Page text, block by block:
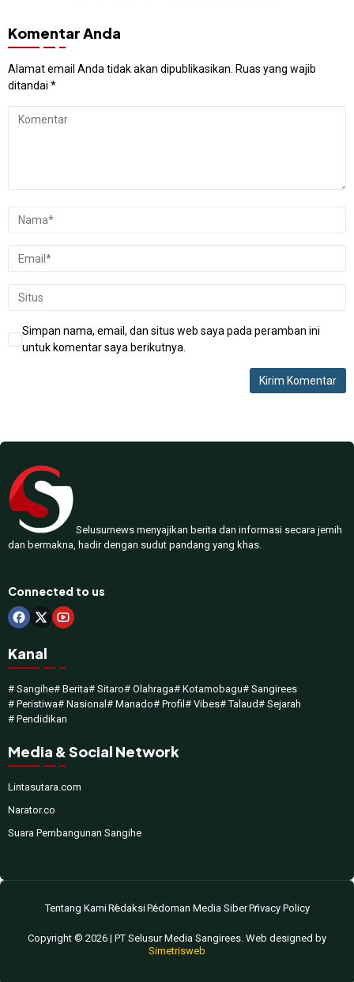
Komentar Anda
Alamat email Anda tidak akan dipublikasikan. Ruas yang wajib
ditandai *
Simpan nama, email, dan situs web saya pada peramban ini
untuk komentar saya berikutnya.
Selusurnews menyajikan berita dan informasi secara jernih
dan bermakna, hadir dengan sudut pandang yang khas.
Connected to us
Kanal
# Sangihe# Berita# Sitaro# Olahraga# Kotamobagu# Sangirees
# Peristiwa# Nasional # Manado# Profil # Vibes# Talaud# Sejarah
# Pendidikan
Media & Social Network
Lintasutara.com
Narator.co
Suara Pembangunan Sangihe
Tentang KamiRedaksiPedoman Media SiberPrivacy Policy
Copyright © 2026 | PT Selusur Media Sangirees. Web designed by
Simetrisweb